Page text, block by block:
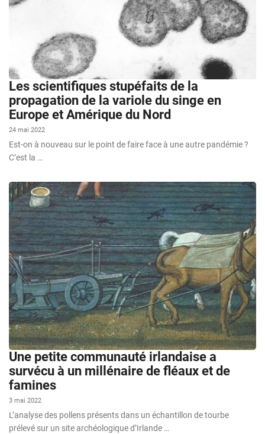
Les scientifiques stupéfaits de la
propagation de la variole du singe en
Europe et Amérique du Nord
24 mai 2022
Est-on à nouveau sur le point de faire face à une autre pandémie ?
C’est la …
Une petite communauté irlandaise a
survécu à un millénaire de fléaux et de
famines
3 mai 2022
L’analyse des pollens présents dans un échantillon de tourbe
prélevé sur un site archéologique d’Irlande …